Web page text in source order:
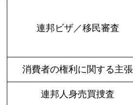
連邦ビザ／移民審査
消費者の権利 に関する主張
連邦人身売買捜査